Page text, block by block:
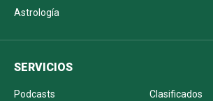
Astrología
SERVICIOS
Podcasts
Clasificados